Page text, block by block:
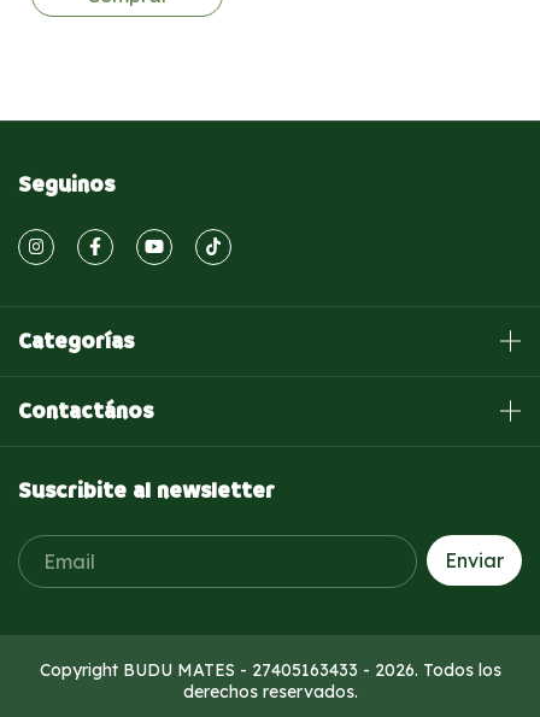
Seguinos
Categorías
Contactános
Suscribite al newsletter
Copyright BUDU MATES - 27405163433 - 2026. Todos los
derechos reservados.